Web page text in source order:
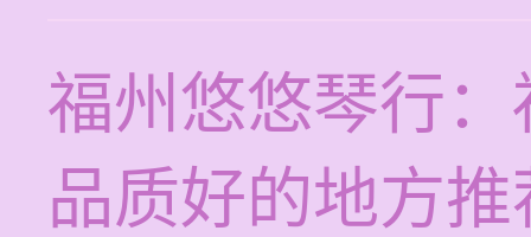
福州悠悠琴行
品质好的地方